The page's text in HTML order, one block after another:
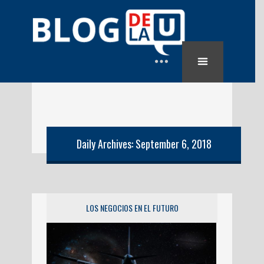
Daily Archives: September 6, 2018
LOS NEGOCIOS EN EL FUTURO